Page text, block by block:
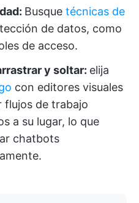
Busque técnicas de
de datos, como
de acceso.
y soltar: elija
con editores visuales
flujos de trabajo
a su lugar, lo que
chatbots